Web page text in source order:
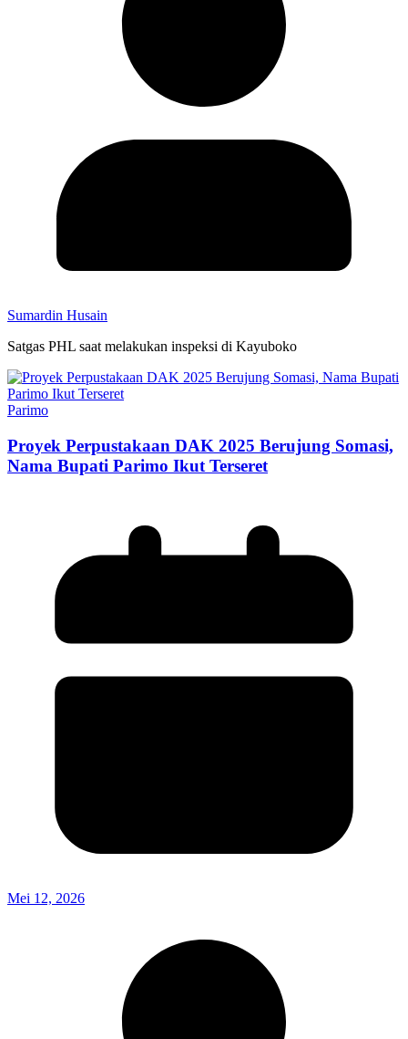
Sumardin Husain
Satgas PHL saat melakukan inspeksi di Kayuboko
Parimo
Proyek Perpustakaan DAK 2025 Berujung Somasi,
Nama Bupati Parimo Ikut Terseret
Mei 12, 2026